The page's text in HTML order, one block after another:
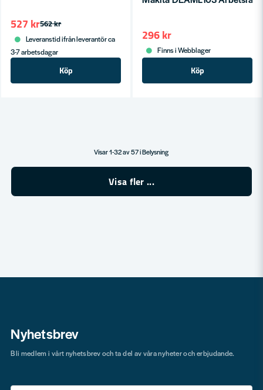
562 kr
527 kr
Leveranstid ifrån leverantör ca
3-7 arbetsdagar
Köp
296 kr
Finns i Webblager
Köp
Visar 1-32 av 57 i Belysning
Visa fler ...
Nyhetsbrev
Bli medlem i vårt nyhetsbrev och ta del av våra nyheter och erbjudande.